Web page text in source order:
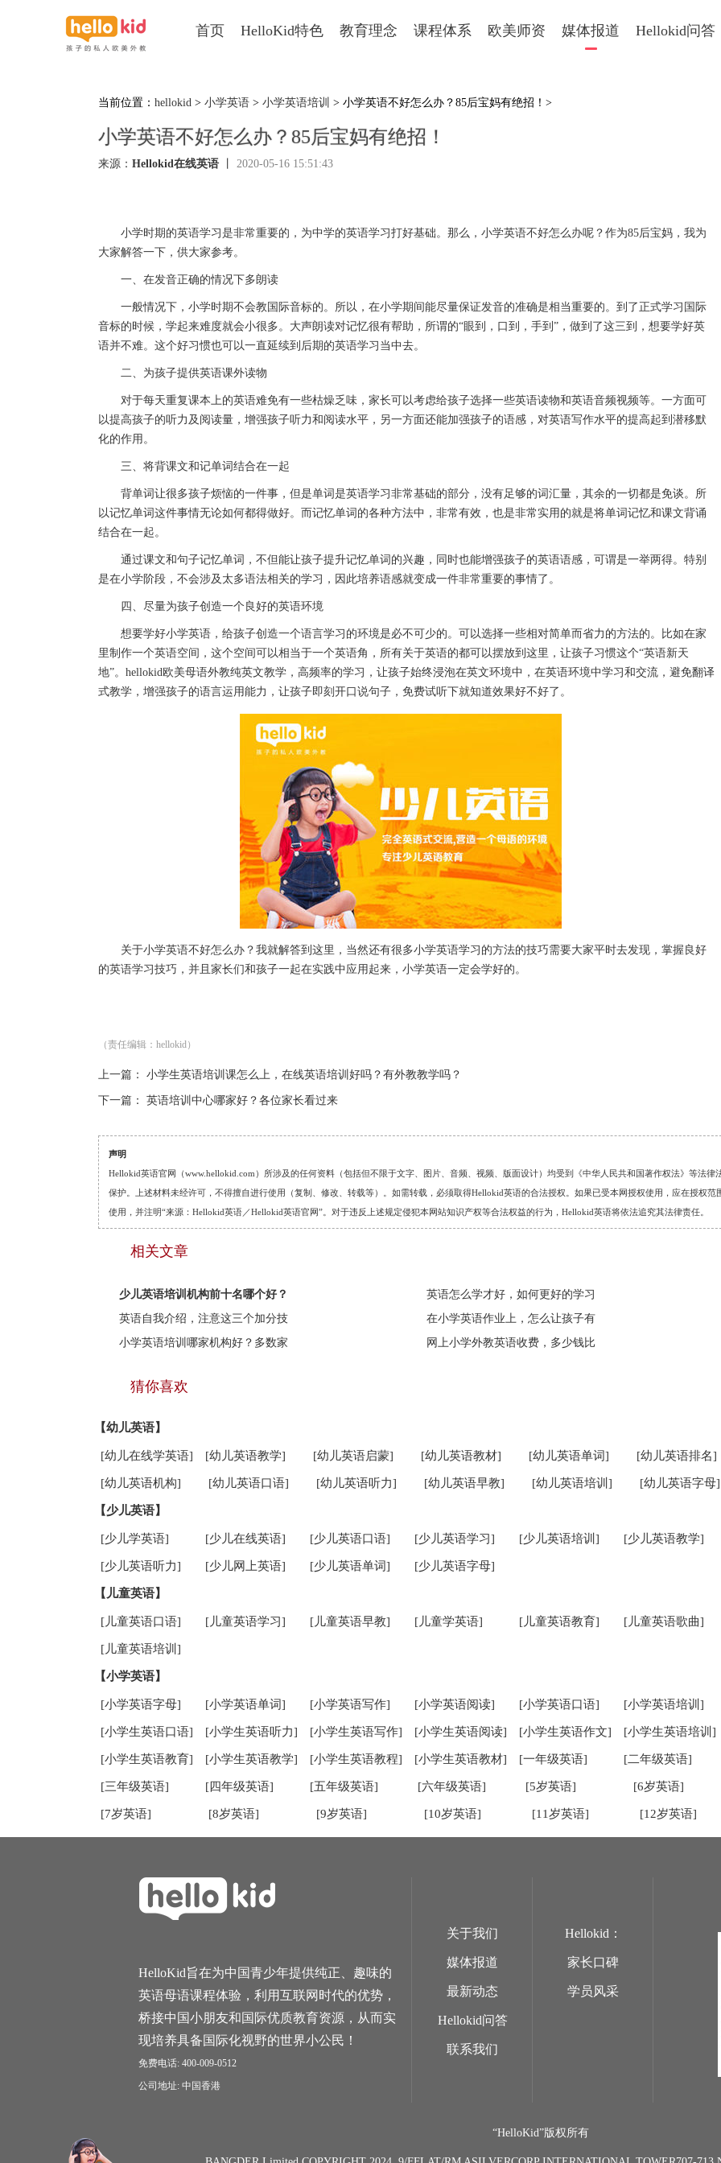
首页 HelloKid特色 教育理念 课程体系 欧美师资 媒体报道 Hellokid问答
当前位置： hellokid > 小学英语 > 小学英语培训 > 小学英语不好怎么办？85后宝妈有绝招！>
小学英语不好怎么办？85后宝妈有绝招！
来源： Hellokid在线英语 2020-05-16 15:51:43
小学时期的英语学习是非常重要的，为中学的英语学习打好基础。那么，小学英语不好怎么办呢？作为85后宝妈，我为
大家解答一下，供大家参考。
一、在发音正确的情况下多朗读
一般情况下，小学时期不会教国际音标的。所以，在小学期间能尽量保证发音的准确是相当重要的。到了正式学习国际
音标的时候，学起来难度就会小很多。大声朗读对记忆很有帮助，所谓的“眼到，口到，手到”，做到了这三到，想要学好英
语并不难。这个好习惯也可以一直延续到后期的英语学习当中去。
二、为孩子提供英语课外读物
对于每天重复课本上的英语难免有一些枯燥乏味，家长可以考虑给孩子选择一些英语读物和英语音频视频等。一方面可
以提高孩子的听力及阅读量，增强孩子听力和阅读水平，另一方面还能加强孩子的语感，对英语写作水平的提高起到潜移默
化的作用。
三、将背课文和记单词结合在一起
背单词让很多孩子烦恼的一件事，但是单词是英语学习非常基础的部分，没有足够的词汇量，其余的一切都是免谈。所
以记忆单词这件事情无论如何都得做好。而记忆单词的各种方法中，非常有效，也是非常实用的就是将单词记忆和课文背诵
结合在一起。
通过课文和句子记忆单词，不但能让孩子提升记忆单词的兴趣，同时也能增强孩子的英语语感，可谓是一举两得。特别
是在小学阶段，不会涉及太多语法相关的学习，因此培养语感就变成一件非常重要的事情了。
四、尽量为孩子创造一个良好的英语环境
想要学好小学英语，给孩子创造一个语言学习的环境是必不可少的。可以选择一些相对简单而省力的方法的。比如在家
里制作一个英语空间，这个空间可以相当于一个英语角，所有关于英语的都可以摆放到这里，让孩子习惯这个“英语新天
地”。hellokid欧美母语外教纯英文教学，高频率的学习，让孩子始终浸泡在英文环境中，在英语环境中学习和交流，避免翻译
式教学，增强孩子的语言运用能力，让孩子即刻开口说句子，免费试听下就知道效果好不好了。
关于小学英语不好怎么办？我就解答到这里，当然还有很多小学英语学习的方法的技巧需要大家平时去发现，掌握良好
的英语学习技巧，并且家长们和孩子一起在实践中应用起来，小学英语一定会学好的。
（责任编辑：hellokid）
上一篇： 小学生英语培训课怎么上，在线英语培训好吗？有外教教学吗？
下一篇： 英语培训中心哪家好？各位家长看过来
声明
Hellokid英语官网（www.hellokid.com）所涉及的任何资料（包括但不限于文字、图片、音频、视频、版面设计）均受到《中华人民共和国著作权法》等法律
保护。上述材料未经许可，不得擅自进行使用（复制、修改、转载等）。如需转载，必须取得Hellokid英语的合法授权。如果已受本网授权使用，应在授权范
使用，并注明“来源：Hellokid英语／Hellokid英语官网”。对于违反上述规定侵犯本网站知识产权等合法权益的行为，Hellokid英语将依法追究其法律责任。
相关文章
少儿英语培训机构前十名哪个好？
英语怎么学才好，如何更好的学习
英语自我介绍，注意这三个加分技
在小学英语作业上，怎么让孩子有
小学英语培训哪家机构好？多数家
网上小学外教英语收费，多少钱比
猜你喜欢
【幼儿英语】
[幼儿在线学英语] [幼儿英语教学] [幼儿英语启蒙] [幼儿英语教材] [幼儿英语单词] [幼儿英语排名]
[幼儿英语机构] [幼儿英语口语] [幼儿英语听力] [幼儿英语早教] [幼儿英语培训] [幼儿英语字母]
【少儿英语】
[少儿学英语] [少儿在线英语] [少儿英语口语] [少儿英语学习] [少儿英语培训] [少儿英语教学]
[少儿英语听力] [少儿网上英语] [少儿英语单词] [少儿英语字母]
【儿童英语】
[儿童英语口语] [儿童英语学习] [儿童英语早教] [儿童学英语] [儿童英语教育] [儿童英语歌曲]
[儿童英语培训]
【小学英语】
[小学英语字母] [小学英语单词] [小学英语写作] [小学英语阅读] [小学英语口语] [小学英语培训]
[小学生英语口语] [小学生英语听力] [小学生英语写作] [小学生英语阅读] [小学生英语作文] [小学生英语培训]
[小学生英语教育] [小学生英语教学] [小学生英语教程] [小学生英语教材] [一年级英语] [二年级英语]
[三年级英语] [四年级英语] [五年级英语] [六年级英语] [5岁英语] [6岁英语]
[7岁英语] [8岁英语] [9岁英语] [10岁英语] [11岁英语] [12岁英语]
HelloKid旨在为中国青少年提供纯正、趣味的
英语母语课程体验，利用互联网时代的优势，
桥接中国小朋友和国际优质教育资源，从而实
现培养具备国际化视野的世界小公民！
免费电话: 400-009-0512
公司地址: 中国香港
关于我们
媒体报道
最新动态
Hellokid问答
联系我们
Hellokid：
家长口碑
学员风采
“HelloKid”版权所有